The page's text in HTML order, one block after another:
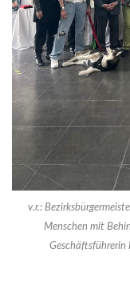
v.r.:
Menschen mit
Geschäftsführerin